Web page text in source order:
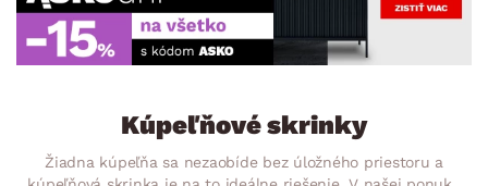
Kúpeľňové skrinky
Žiadna kúpeľňa sa nezaobíde bez úložného priestoru a